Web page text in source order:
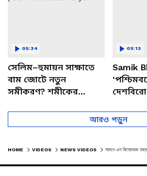
সেলিম–হুমায়ন সাক্ষাতে
বাম জোটে নতুন
সমীকরণ? শমীকের
Samik Bhattacharya
05:34
Samik
BJP
05:13
আরও পড়ুন
HOME VIDEOS NEWS VIDEOS